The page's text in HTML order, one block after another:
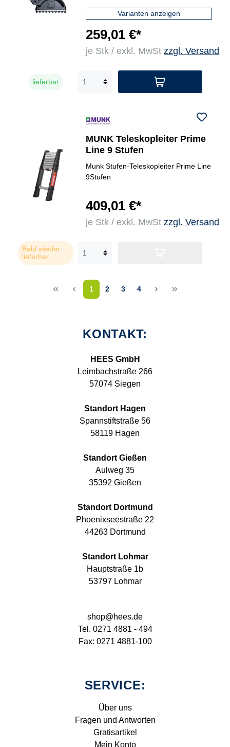
Varianten anzeigen
259,01 €*
je Stk / exkl. MwStzzgl. Versand
lieferbar
MUNK Teleskopleiter Prime
Line 9 Stufen
Munk Stufen-Teleskopleiter Prime Line
9Stufen
409,01 €*
je Stk / exkl. MwStzzgl. Versand
Bald wieder
lieferbar
<< < 1 2 3 4 > >>
KONTAKT:
HEES GmbH
Leimbachstraße 266
57074 Siegen
Standort Hagen
Spannstiftstraße 56
58119 Hagen
Standort Gießen
Aulweg 35
35392 Gießen
Standort Dortmund
Phoenixseestraße 22
44263 Dortmund
Standort Lohmar
Hauptstraße 1b
53797 Lohmar
shop@hees.de
Tel. 0271 4881 - 494
Fax: 0271 4881-100
SERVICE:
Über uns
Fragen und Antworten
Gratisartikel
Mein Konto